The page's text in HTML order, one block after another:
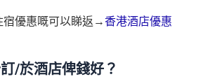
宿優惠嘅可以睇返→香港酒店優惠
/於酒店俾錢好？